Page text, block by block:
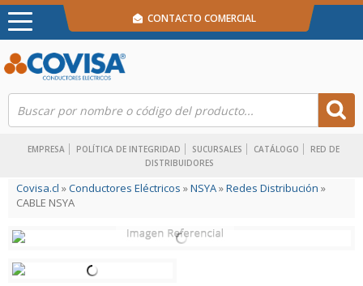
EMPRESA POLÍTICA DE INTEGRIDAD SUCURSALES CATÁLOGO
RED DE
DISTRIBUIDORES
CONTACTO COMERCIAL
Covisa.cl »Conductores Eléctricos »NSYA»Redes Distribución »
CABLE NSYA